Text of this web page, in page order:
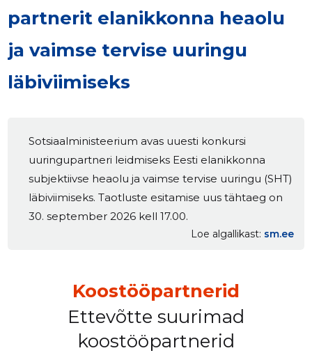
partnerit elanikkonna heaolu
ja vaimse tervise uuringu
läbiviimiseks
Sotsiaalministeerium avas uuesti konkursi
uuringupartneri leidmiseks Eesti elanikkonna
subjektiivse heaolu ja vaimse tervise uuringu (SHT)
läbiviimiseks. Taotluste esitamise uus tähtaeg on
30. september 2026 kell 17.00.
Loe algallikast sm.ee
Koostööpartnerid
Ettevõtte suurimad
koostööpartnerid